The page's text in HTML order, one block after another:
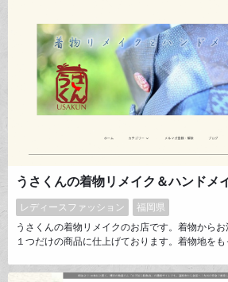
うさくんの着物リメイク＆ハンドメ
レディースファッション
福岡県
うさくんの着物リメイクのお店です。着物から
１つだけの商品に仕上げております。着物地を